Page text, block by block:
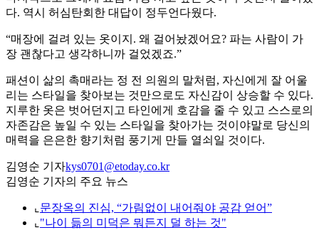
다. 역시 허심탄회한 대답이 정두언다웠다.
“매장에 걸려 있는 옷이지. 왜 걸어놨겠어요? 파는 사람이 가
장 괜찮다고 생각하니까 걸었겠죠.”
패션이 삶의 촉매라는 정 전 의원의 말처럼, 자신에게 잘 어울
리는 스타일을 찾아보는 것만으로도 자신감이 상승할 수 있다.
지루한 옷은 벗어던지고 타인에게 호감을 줄 수 있고 스스로의
자존감은 높일 수 있는 스타일을 찾아가는 것이야말로 당신의
매력을 은은한 향기처럼 풍기게 만들 열쇠일 것이다.
김영순 기자kys0701@etoday.co.kr
김영순 기자의 주요 뉴스
⌞ 문장옥의 진심, “가림없이 내어줘야 공감 얻어”
⌞ "나이 듦의 미덕은 뭐든지 덜 하는 것"